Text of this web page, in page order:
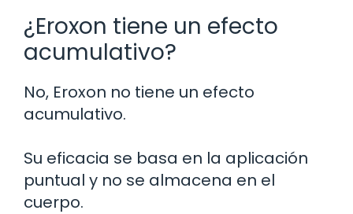
¿Eroxon tiene un efecto
acumulativo?
No, Eroxon no tiene un efecto
acumulativo.
Su eficacia se basa en la aplicación
puntual y no se almacena en el
cuerpo.